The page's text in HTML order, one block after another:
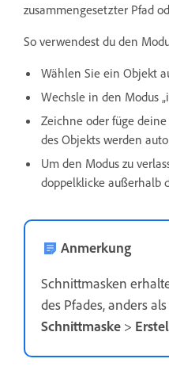
zusammengesetzter Pfad
So verwendest du den
Wählen Sie ein Objekt
Wechsle in den Modus
Zeichne oder füge
des Objekts werden
Um den Modus zu
doppelklicke außerhalb
Anmerkung
Schnittmasken
des Pfades, anders
Schnittmaske >